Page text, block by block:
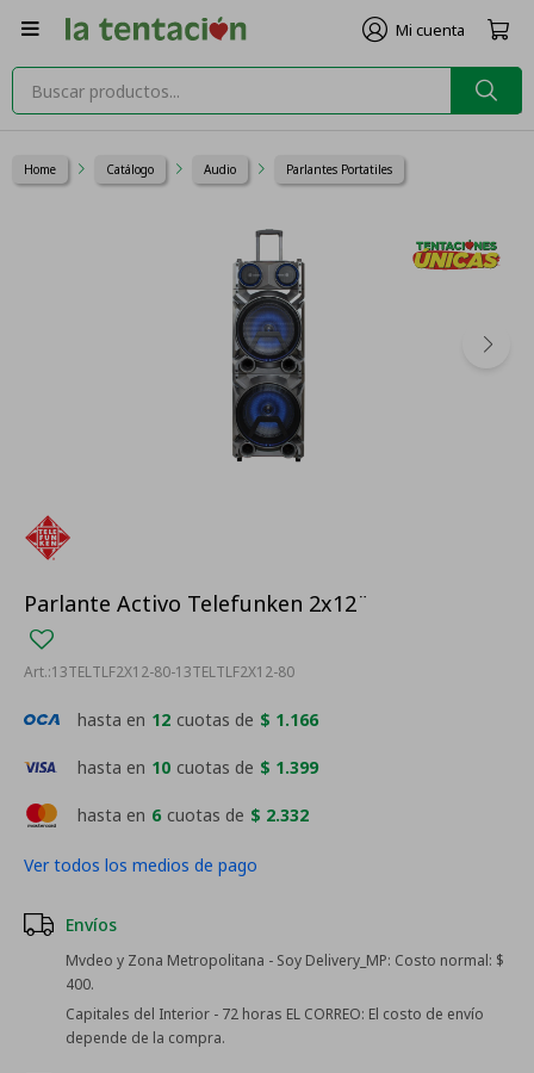

Home Catálogo Audio Parlantes Portatiles
Parlante Activo Telefunken 2x12¨
13TELTLF2X12-80-13TELTLF2X12-80
hasta en 6 cuotas de $ 2.332
hasta en 12 cuotas de $ 1.166
hasta en 10 cuotas de $ 1.399
Ver todos los medios de pago
Envíos
Mvdeo y Zona Metropolitana - Soy Delivery_MP: Costo normal: $
400.
Capitales del Interior - 72 horas EL CORREO: El costo de envío
depende de la compra.